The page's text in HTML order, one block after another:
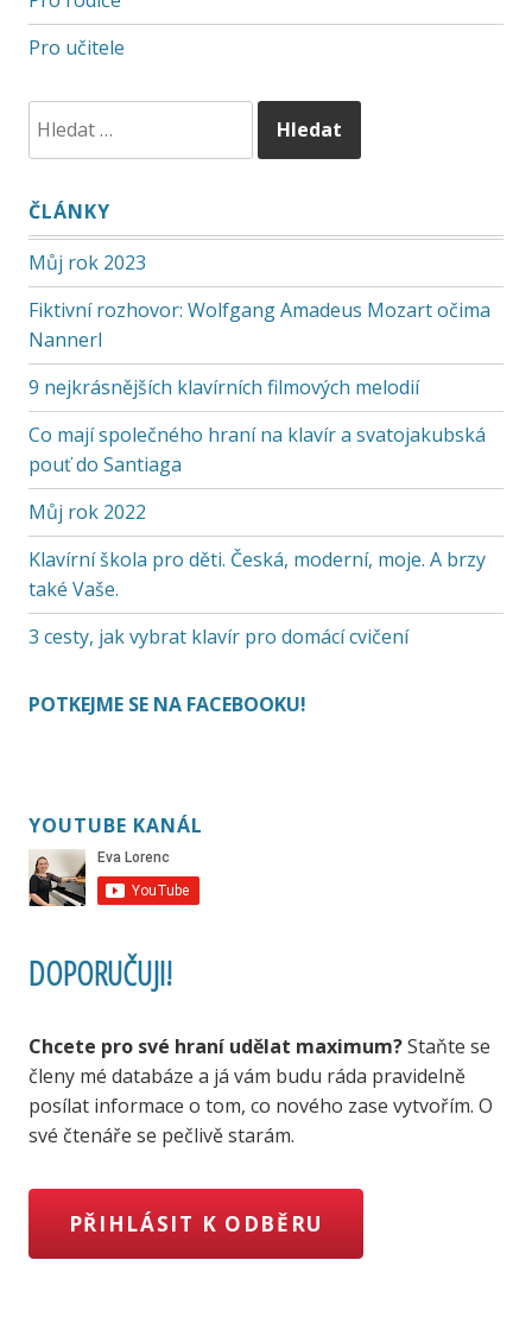
Pro učitele
ČLÁNKY
Můj rok 2023
Fiktivní rozhovor: Wolfgang Amadeus Mozart očima
Nannerl
9 nejkrásnějších klavírních filmových melodií
Co mají společného hraní na klavír a svatojakubská
pouť do Santiaga
Můj rok 2022
Klavírní škola pro děti. Česká, moderní, moje. A brzy
také Vaše.
3 cesty, jak vybrat klavír pro domácí cvičení
POTKEJME SE NA FACEBOOKU!
YOUTUBE KANÁL
DOPORUČUJI!
Chcete pro své hraní udělat maximum?Staňte se
členy mé databáze a já vám budu ráda pravidelně
posílat informace o tom, co nového zase vytvořím. O
své čtenáře se pečlivě starám.
PŘIHLÁSIT K ODBĚRU